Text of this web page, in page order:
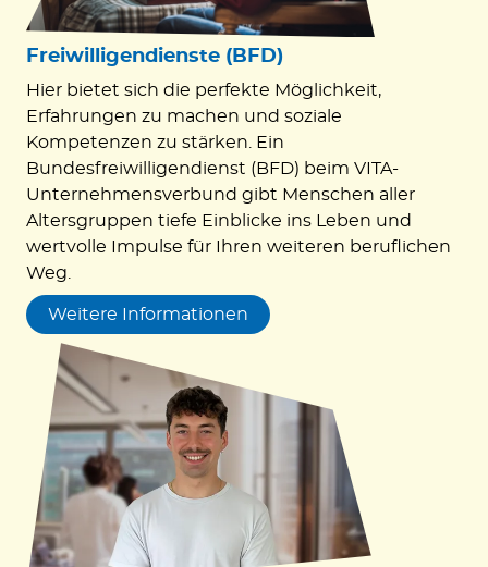
Freiwilligendienste (BFD)
Hier bietet sich die perfekte Möglichkeit,
Erfahrungen zu machen und soziale
Kompetenzen zu stärken. Ein
Bundesfreiwilligendienst (BFD) beim VITA-
Unternehmensverbund gibt Menschen aller
Altersgruppen tiefe Einblicke ins Leben und
wertvolle Impulse für Ihren weiteren beruflichen
Weg.
Weitere Informationen